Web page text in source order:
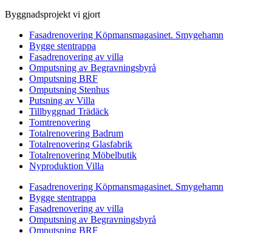
Byggnadsprojekt vi gjort
Fasadrenovering Köpmansmagasinet. Smygehamn
Bygge stentrappa
Fasadrenovering av villa
Omputsning av Begravningsbyrå
Omputsning BRF
Omputsning Stenhus
Putsning av Villa
Tillbyggnad Trädäck
Tomtrenovering
Totalrenovering Badrum
Totalrenovering Glasfabrik
Totalrenovering Möbelbutik
Nyproduktion Villa
Fasadrenovering Köpmansmagasinet. Smygehamn
Bygge stentrappa
Fasadrenovering av villa
Omputsning av Begravningsbyrå
Omputsning BRF